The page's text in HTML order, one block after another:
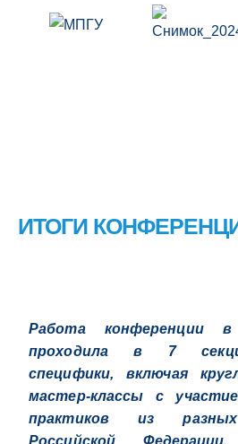
ИТОГИ
Работа конференции
проходила в 7
специфики, включая
мастер-классы с
практиков из
Российской